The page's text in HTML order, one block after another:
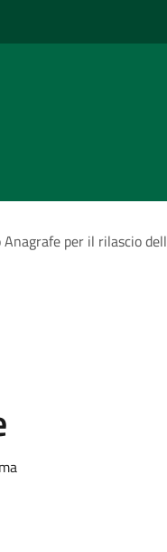
per il rilascio